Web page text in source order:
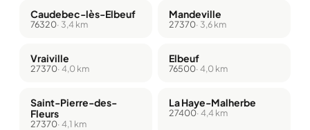
Caudebec-lès-Elbeuf
76320· 3,4 km
Mandeville
27370· 3,6 km
Vraiville
27370· 4,0 km
Elbeuf
76500· 4,0 km
Saint-Pierre-des-
Fleurs
27370· 4,1 km
La Haye-Malherbe
27400· 4,4 km